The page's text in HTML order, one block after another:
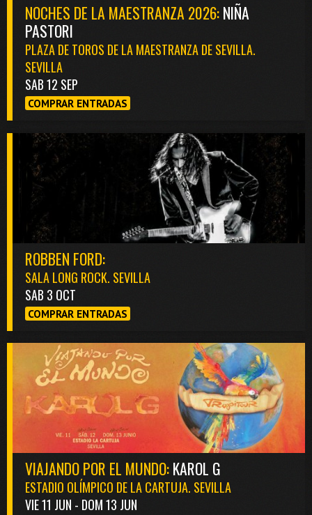
NOCHES DE LA MAESTRANZA 2026:NIÑA
PASTORI
PLAZA DE TOROS DE LA MAESTRANZA DE SEVILLA.
SEVILLA
SAB 12 SEP
COMPRAR ENTRADAS
ROBBEN FORD:
SALA LONG ROCK. SEVILLA
SAB 3 OCT
COMPRAR ENTRADAS
VIAJANDO POR EL MUNDO:KAROL G
ESTADIO OLÍMPICO DE LA CARTUJA. SEVILLA
VIE 11 JUN - DOM 13 JUN